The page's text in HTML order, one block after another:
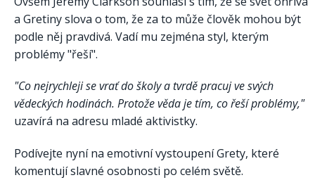
a Gretiny slova o tom, že za to může člověk mohou být
podle něj pravdivá. Vadí mu zejména styl, kterým
problémy "řeší".
"Co nejrychleji se vrať do školy a tvrdě pracuj ve svých
vědeckých hodinách. Protože věda je tím, co řeší problémy,"
uzavírá na adresu mladé aktivistky.
Podívejte nyní na emotivní vystoupení Grety, které
komentují slavné osobnosti po celém světě.